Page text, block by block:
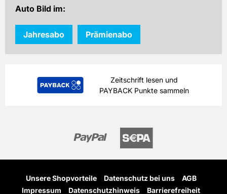
Auto Bild im:
Jahresabo Prämienabo
Zeitschrift lesen und
PAYBACK Punkte sammeln
Unsere Shopvorteile Datenschutz bei uns
AGB
Impressum
Datenschutzhinweis Barrierefreiheit